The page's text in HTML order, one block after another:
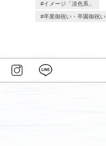
イメージ「淡色系」
卒業御祝い・卒園御祝い